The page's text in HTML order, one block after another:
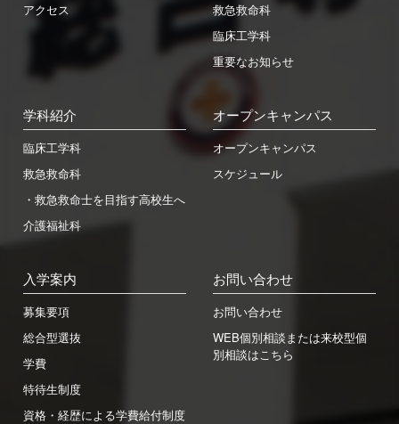
アクセス
救急救命科
臨床工学科
重要なお知らせ
学科紹介
臨床工学科
救急救命科
・救急救命士を目指す高校生へ
介護福祉科
オープンキャンパス
オープンキャンパス
スケジュール
入学案内
募集要項
総合型選抜
学費
特待生制度
資格・経歴による学費給付制度
お問い合わせ
お問い合わせ
WEB個別相談または来校型個
別相談はこちら